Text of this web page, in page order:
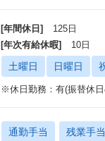
[年間休日]
125日
[年次有給休暇]
10日
土曜日 日曜日
※休日勤務：有(振替休
通勤手当 残業手当